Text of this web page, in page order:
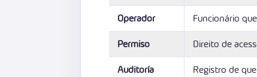
Operador Funcionário
Permiso Direito de
Auditoría Registro de